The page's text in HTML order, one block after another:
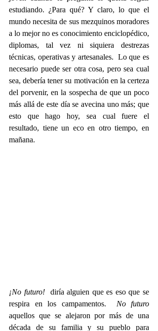
estudiando. ¿Para qué? Y claro, lo que el
mundo necesita de sus mezquinos moradores
a lo mejor no es conocimiento enciclopédico,
diplomas, tal vez ni siquiera destrezas
técnicas, operativas y artesanales.  Lo que es
necesario puede ser otra cosa, pero sea cual
sea, debería tener su motivación en la certeza
del porvenir, en la sospecha de que un poco
más allá de este día se avecina uno más; que
esto que hago hoy, sea cual fuere el
resultado, tiene un eco en otro tiempo, en
mañana.
¡No futuro!
  diría alguien que es eso que se
respira en los campamentos. No futuro
aquellos que se alejaron por más de una
década de su familia y su pueblo para